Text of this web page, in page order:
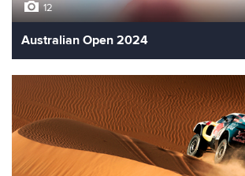
12
Australian Open 2024